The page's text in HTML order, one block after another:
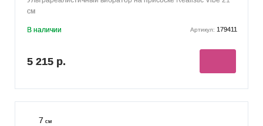
см
В наличии Артикул: 179411
5 215 р.
7 см